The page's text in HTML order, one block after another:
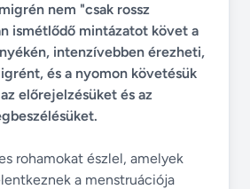
nem "csak rossz
ismétlődő mintázatot követ a
intenzívebben érezheti,
és a nyomon követésük
előrejelzésüket és az
rohamokat észlel, amelyek
a menstruációja